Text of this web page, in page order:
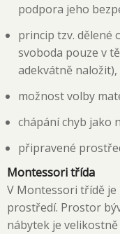
podpora jeho
princip tzv. dělené
svoboda pouze v
adekvátně naložit),
možnost volby
chápání chyb jako
připravené
Montessori třída
V Montessori třídě
prostředí. Prostor
nábytek je